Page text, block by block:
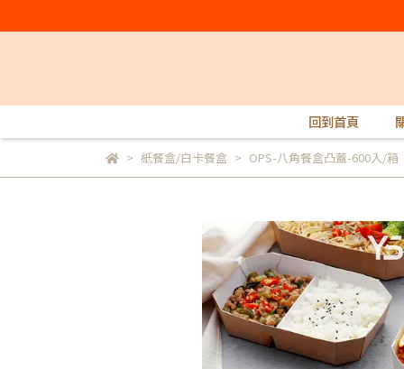
回到首頁
紙餐盒/白卡餐盒 OPS-八角餐盒凸蓋-600入/箱